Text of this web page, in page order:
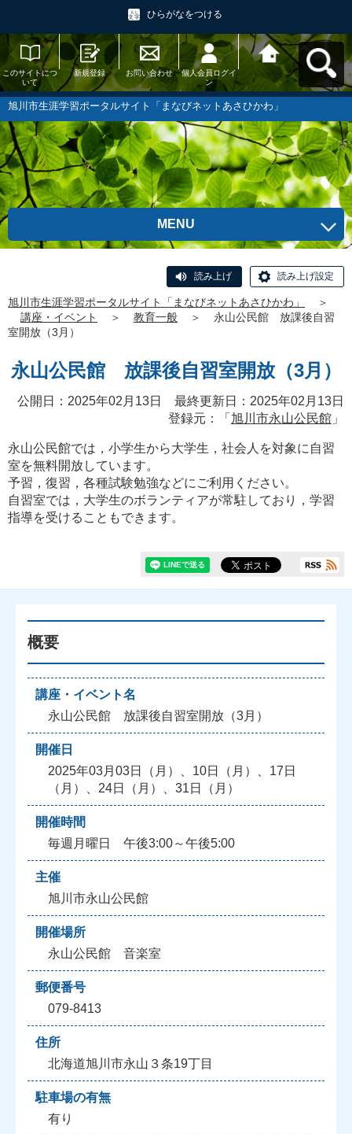
ひらがなをつける
このサイトにつ
いて
新規登録 お問い合わせ
個人会員ログイ
ン
旭川市生涯学習
ポータルサイト
「まなびネット
あさひかわ」へ
戻る
旭川市生涯学習ポータルサイト「まなびネットあさひかわ」
MENU
読み上げ 読み上げ設定
旭川市生涯学習ポータルサイト「まなびネットあさひかわ」
＞
講座・イベント
＞ 教育一般 ＞
永山公民館 放課後自習
室開放（3月）
永山公民館 放課後自習室開放（3月）
公開日：2025年02月13日 最終更新日：2025年02月13日
登録元：「 旭川市永山公民館 」
永山公民館では，小学生から大学生，社会人を対象に自習
室を無料開放しています。
予習，復習，各種試験勉強などにご利用ください。
自習室では，大学生のボランティアが常駐しており，学習
指導を受けることもできます。
概要
講座・イベント名
永山公民館 放課後自習室開放（3月）
開催日
2025年03月03日（月）、10日（月）、17日
（月）、24日（月）、31日（月）
開催時間
毎週月曜日 午後3:00～午後5:00
主催
旭川市永山公民館
開催場所
永山公民館 音楽室
郵便番号
079-8413
住所
北海道旭川市永山３条19丁目
駐車場の有無
有り